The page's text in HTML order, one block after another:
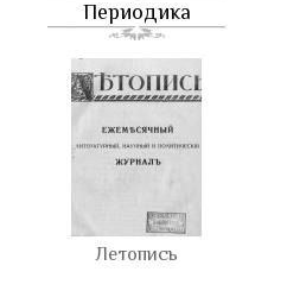
Периодика
Летопись